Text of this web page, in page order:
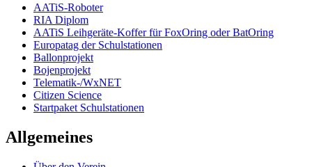
AATiS-Roboter
RIA Diplom
AATiS Leihgeräte-Koffer für FoxOring oder BatOring
Europatag der Schulstationen
Ballonprojekt
Bojenprojekt
Telematik-/WxNET
Citizen Science
Startpaket Schulstationen
Allgemeines